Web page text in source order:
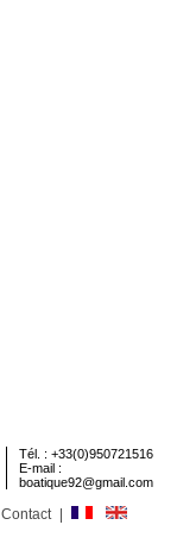
Tél. : +33(0)950721516
E-mail :
boatique92@gmail.com
Contact